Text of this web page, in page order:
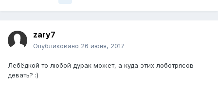
zary7
Опубликовано 26 июня, 2017
Лебёдкой то любой дурак может, а куда этих лоботрясов
девать? :)